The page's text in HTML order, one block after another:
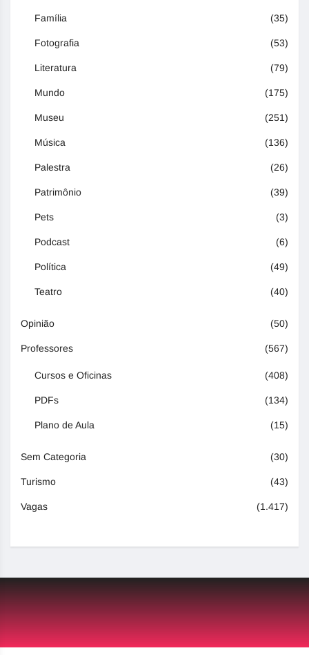
Família (35)
Fotografia (53)
Literatura (79)
Mundo (175)
Museu (251)
Música (136)
Palestra (26)
Patrimônio (39)
Pets (3)
Podcast (6)
Política (49)
Teatro (40)
Opinião (50)
Professores (567)
Cursos e Oficinas (408)
PDFs (134)
Plano de Aula (15)
Sem Categoria (30)
Turismo (43)
Vagas (1.417)